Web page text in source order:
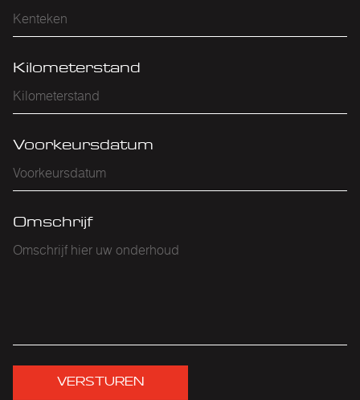
Kilometerstand
Voorkeursdatum
Omschrijf
VERSTUREN